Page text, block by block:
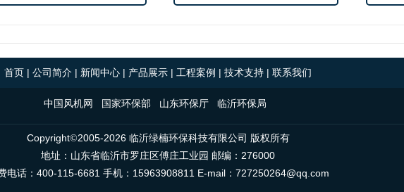
首页 | 公司简介 | 新闻中心 | 产品展示 | 工程案例 | 技术支持 | 联系我们
中国风机网 国家环保部 山东环保厅 临沂环保局
Copyright©2005-2026 临沂绿楠环保科技有限公司 版权所有
地址：山东省临沂市罗庄区傅庄工业园 邮编：276000
电话：400-115-6681 手机：15963908811 E-mail：727250264@qq.com